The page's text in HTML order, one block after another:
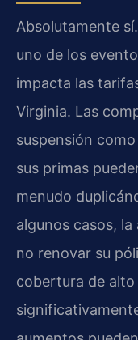
Absolutamente
uno de los
impacta las
Virginia. Las
suspensión
sus primas
menudo
algunos casos,
no renovar su
cobertura de alto